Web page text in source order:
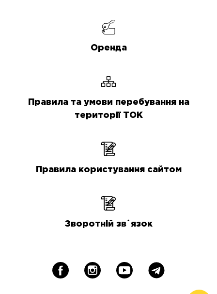
Оренда
Правила та умови перебування на
території ТОК
Правила користування сайтом
Зворотній зв`язок